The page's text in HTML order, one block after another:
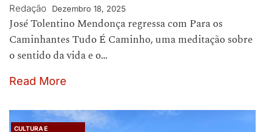
Redação Dezembro 18, 2025
José Tolentino Mendonça regressa com Para os
Caminhantes Tudo É Caminho, uma meditação sobre
o sentido da vida e o…
Read More
CULTURA E